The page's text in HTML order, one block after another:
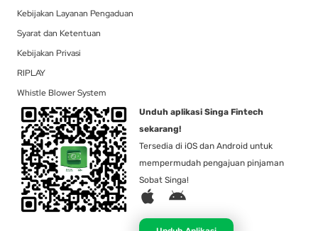
Kebijakan Layanan Pengaduan
Syarat dan Ketentuan
Kebijakan Privasi
RIPLAY
Whistle Blower System
Unduh aplikasi Singa Fintech
sekarang!
Tersedia di iOS dan Android untuk
mempermudah pengajuan pinjaman
Sobat Singa!
A
A